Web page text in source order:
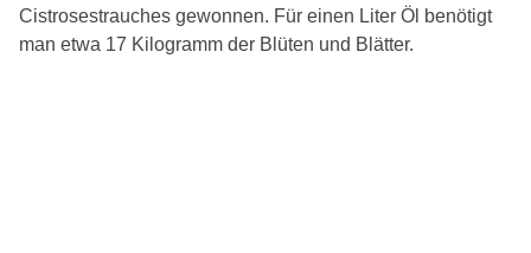
Cistrosestrauches gewonnen. Für einen Liter Öl benötigt
man etwa 17 Kilogramm der Blüten und Blätter.